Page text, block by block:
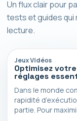
Un flux clair pour
tests et guides qui
lecture.
Jeux Vidéos
Optimisez
réglages
Fortnite
Dans le monde
rapidité
partie. Pour